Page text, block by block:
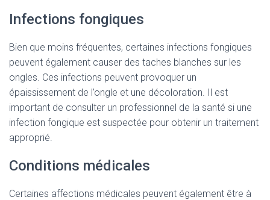
Infections fongiques
Bien que moins fréquentes, certaines infections fongiques
peuvent également causer des taches blanches sur les
ongles. Ces infections peuvent provoquer un
épaississement de l’ongle et une décoloration. Il est
important de consulter un professionnel de la santé si une
infection fongique est suspectée pour obtenir un traitement
approprié.
Conditions médicales
Certaines affections médicales peuvent également être à